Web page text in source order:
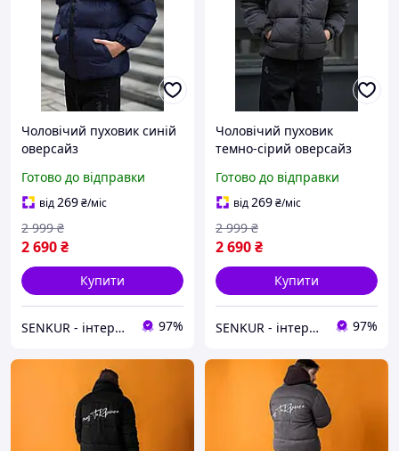
Чоловічий пуховик синій
оверсайз
Готово до відправки
від269₴/міс
2 690₴
2 999 ₴
Купити
SENKUR - інтернет-магазин одягу, взуття, аксесуарів 97%
Чоловічий пуховик
темно-сірий оверсайз
Готово до відправки
від269₴/міс
2 690₴
2 999 ₴
Купити
SENKUR - інтернет-магазин одягу, взуття, аксесуарів 97%